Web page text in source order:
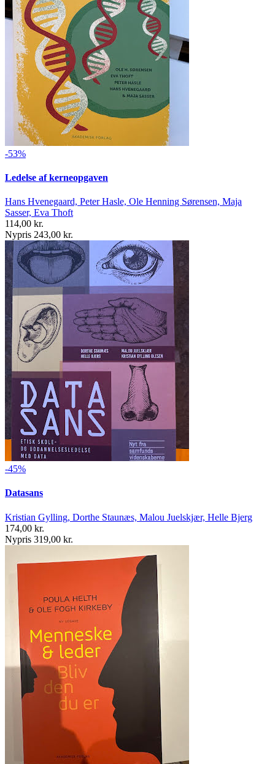
-53%
Ledelse af kerneopgaven
Hans Hvenegaard, Peter Hasle, Ole Henning Sørensen, Maja
Sasser, Eva Thoft
114,00 kr.
Nypris 243,00 kr.
-45%
Datasans
Kristian Gylling, Dorthe Staunæs, Malou Juelskjær, Helle Bjerg
174,00 kr.
Nypris 319,00 kr.